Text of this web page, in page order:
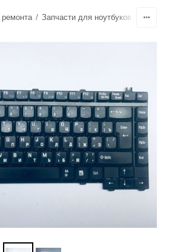
/ Запчасти для ноутбуков